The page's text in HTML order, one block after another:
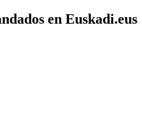
en Euskadi.eus